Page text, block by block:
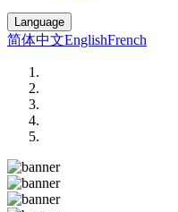
Language
简体中文EnglishFrench